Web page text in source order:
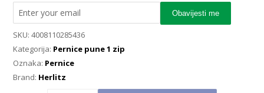
Obavijesti me
SKU:4008110285436
Kategorija: Pernice pune 1 zip
Oznaka: Pernice
Brand: Herlitz